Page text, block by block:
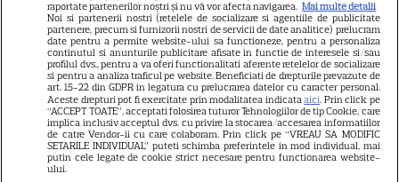
Postul Sfintei Mării – Postul
Adormirii Maicii Domnului. Ce
se mănâncă în post
raportate partenerilor noștri și nu vă vor afecta navigarea. Mai multe detalii
Noi si partenerii nostri (retelele de socializare si agentiile de publicitate
partenere, precum si furnizorii nostri de servicii de date analitice) prelucram
date pentru a permite website-ului sa functioneze, pentru a personaliza
continutul si anunturile publicitare afisate in functie de interesele si/sau
profilul dvs., pentru a va oferi functionalitati aferente retelelor de socializare
si pentru a analiza traficul pe website. Beneficiati de drepturile prevazute de
art. 15-22 din GDPR in legatura cu prelucrarea datelor cu caracter personal.
Aceste drepturi pot fi exercitate prin modalitatea indicataaici. Prin click pe
“ACCEPT TOATE”, acceptati folosirea tuturor Tehnologiilor de tip Cookie, care
implica inclusiv acceptul dvs. cu privire la stocarea/accesarea informatiilor
de catre Vendor-ii cu care colaboram. Prin click pe “VREAU SA MODIFIC
SETARILE INDIVIDUAL” puteti schimba preferintele in mod individual, mai
putin cele legate de cookie strict necesare pentru functionarea website-
ului.